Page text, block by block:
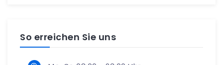
So erreichen Sie uns